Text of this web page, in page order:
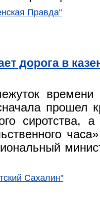
Правда"
дорога в
времени
прошел
сиротства,
Сахалин"